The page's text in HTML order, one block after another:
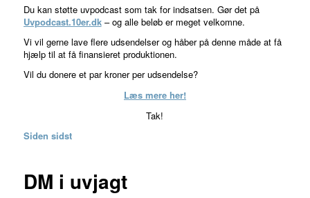
Du kan støtte uvpodcast som tak for indsatsen. Gør det på
Uvpodcast.10er.dk– og alle beløb er meget velkomne.
Vi vil gerne lave flere udsendelser og håber på denne måde at få
hjælp til at få finansieret produktionen.
Vil du donere et par kroner per udsendelse?
Læs mere her!
Tak!
Siden sidst
DM i uvjagt